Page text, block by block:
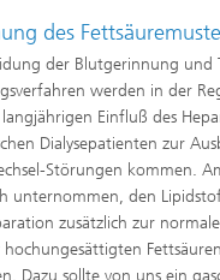
und
des
der Blutgerinnung
werden in der
Einfluß des
Dialysepatienten zur
Störungen kommen.
unternommen, den
zusätzlich zur
hochungesättigten
Dazu sollte von uns ein